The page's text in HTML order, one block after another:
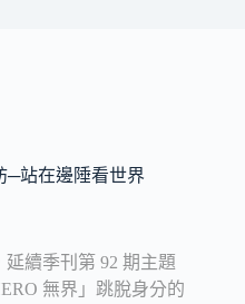
─站在邊陲看世界
續季刊第 92 期主題
無界」跳脫身分的